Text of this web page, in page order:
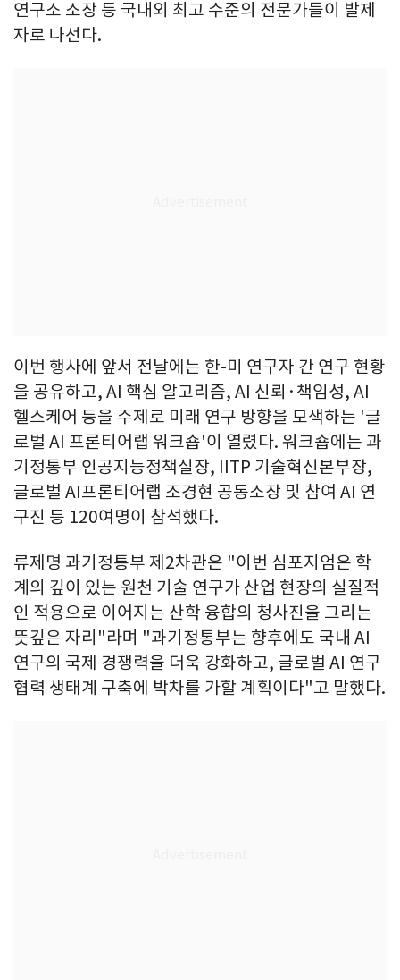
연구소 소장 등 국내외 최고 수준의 전문가들이 발제
자로 나선다.
이번 행사에 앞서 전날에는 한-미 연구자 간 연구 현황
을 공유하고, AI 핵심 알고리즘, AI 신뢰·책임성, AI
헬스케어 등을 주제로 미래 연구 방향을 모색하는 '글
로벌 AI 프론티어랩 워크숍'이 열렸다. 워크숍에는 과
기정통부 인공지능정책실장, IITP 기술혁신본부장,
글로벌 AI프론티어랩 조경현 공동소장 및 참여 AI 연
구진 등 120여명이 참석했다.
류제명 과기정통부 제2차관은 "이번 심포지엄은 학
계의 깊이 있는 원천 기술 연구가 산업 현장의 실질적
인 적용으로 이어지는 산학 융합의 청사진을 그리는
뜻깊은 자리"라며 "과기정통부는 향후에도 국내 AI
연구의 국제 경쟁력을 더욱 강화하고, 글로벌 AI 연구
협력 생태계 구축에 박차를 가할 계획이다"고 말했다.